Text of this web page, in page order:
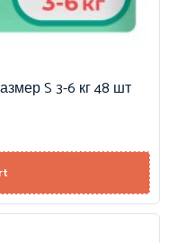
S 3-6 кг 48 шт